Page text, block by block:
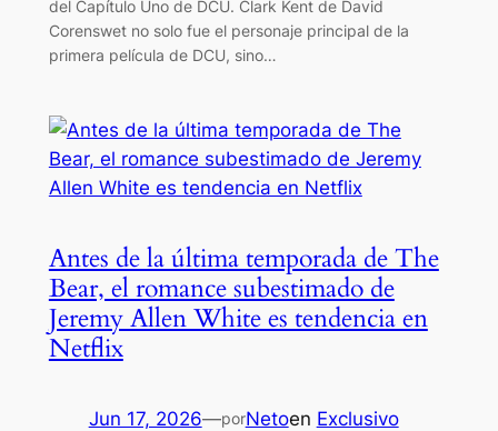
del Capítulo Uno de DCU. Clark Kent de David
Corenswet no solo fue el personaje principal de la
primera película de DCU, sino…
Antes de la última temporada de The
Bear, el romance subestimado de
Jeremy Allen White es tendencia en
Netflix
Jun 17, 2026—porNetoen Exclusivo